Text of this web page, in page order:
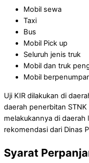
Mobil sewa
Taxi
Bus
Mobil Pick up
Seluruh jenis truk
Mobil dan truk
Mobil
Uji KIR dilakukan di
daerah penerbitan
melakukannya di daerah
rekomendasi dari Dinas
Syarat